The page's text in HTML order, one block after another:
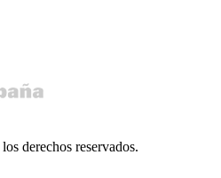
derechos reservados.